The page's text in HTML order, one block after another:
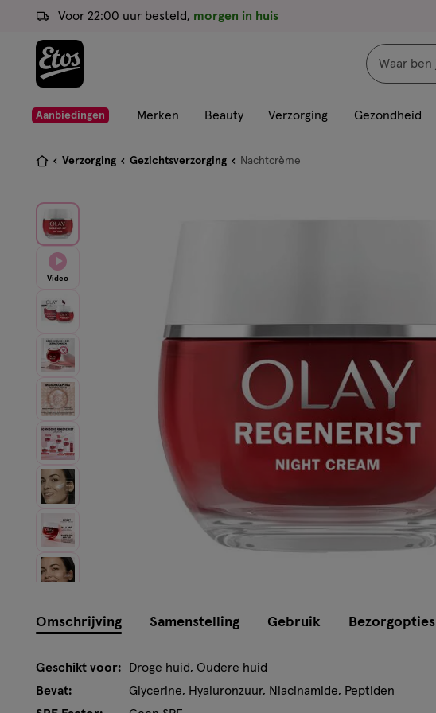
ga
de
hoofd
ga
de
naar
de
footer
Voor 22:00 uur besteld, morgen in huis
Zoeken
met
Aanbiedingen Merken Beauty Verzorging Gezondheid
Je
hier:
Verzorging Gezichtsverzorging Nachtcrème
Instellingen aanpassen
Video
Omschrijving Samenstelling Gebruik Bezorgopties
Geschikt voor:
Droge huid, Oudere huid
Bevat:
Glycerine, Hyaluronzuur, Niacinamide, Peptiden